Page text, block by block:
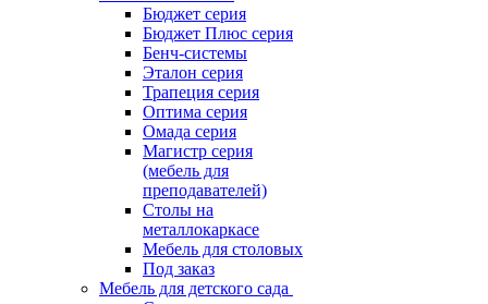
Бюджет серия
Бюджет Плюс серия
Бенч-системы
Эталон серия
Трапеция серия
Оптима серия
Омада серия
Магистр серия
(мебель для
преподавателей)
Столы на
металлокаркасе
Мебель для столовых
Под заказ
Мебель для детского сада